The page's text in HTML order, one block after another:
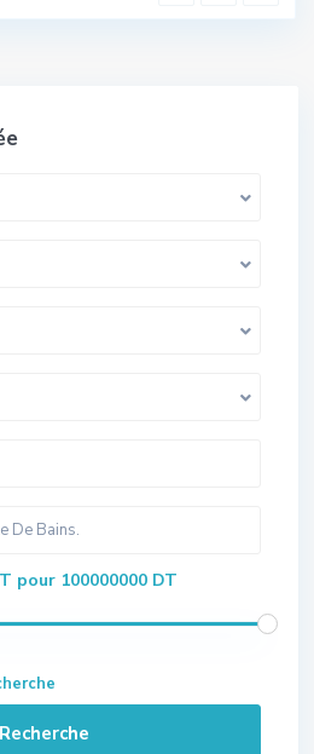
pour 100000000 DT
Recherche